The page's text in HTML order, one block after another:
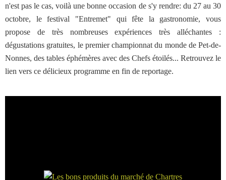
n'est pas le cas, voilà une bonne occasion de s'y rendre: du 27 au 30
octobre, le festival "Entremet" qui fête la gastronomie, vous
propose de très nombreuses expériences très alléchantes :
dégustations gratuites, le premier championnat du monde de Pet-de-
Nonnes, des tables éphémères avec des Chefs étoilés... Retrouvez le
lien vers ce délicieux programme en fin de reportage.